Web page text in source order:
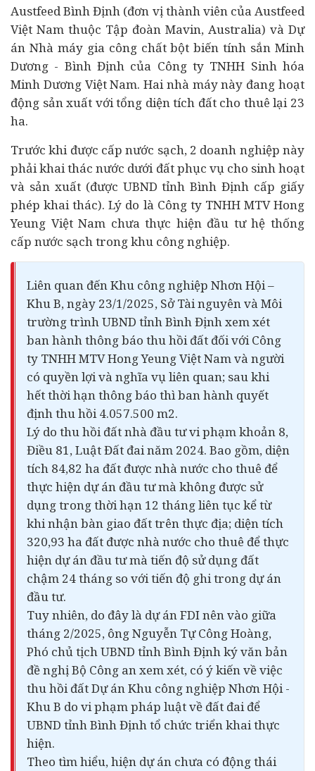
Austfeed Bình Định (đơn vị thành viên của Austfeed
Việt Nam thuộc Tập đoàn Mavin, Australia) và Dự
án Nhà máy gia công chất bột biến tính sắn Minh
Dương - Bình Định của Công ty TNHH Sinh hóa
Minh Dương Việt Nam. Hai nhà máy này đang hoạt
động sản xuất với tổng diện tích đất cho thuê lại 23
ha.
Trước khi được cấp nước sạch, 2 doanh nghiệp này
phải khai thác nước dưới đất phục vụ cho sinh hoạt
và sản xuất (được UBND tỉnh Bình Định cấp giấy
phép khai thác). Lý do là Công ty TNHH MTV Hong
Yeung Việt Nam chưa thực hiện đầu tư hệ thống
cấp nước sạch trong khu công nghiệp.
Liên quan đến Khu công nghiệp Nhơn Hội –
Khu B, ngày 23/1/2025, Sở Tài nguyên và Môi
trường trình UBND tỉnh Bình Định xem xét
ban hành thông báo thu hồi đất đối với Công
ty TNHH MTV Hong Yeung Việt Nam và người
có quyền lợi và nghĩa vụ liên quan; sau khi
hết thời hạn thông báo thì ban hành quyết
định thu hồi 4.057.500 m2.
Lý do thu hồi đất nhà đầu tư vi phạm khoản 8,
Điều 81, Luật Đất đai năm 2024. Bao gồm, diện
tích 84,82 ha đất được nhà nước cho thuê để
thực hiện dự án đầu tư mà không được sử
dụng trong thời hạn 12 tháng liên tục kể từ
khi nhận bàn giao đất trên thực địa; diện tích
320,93 ha đất được nhà nước cho thuê để thực
hiện dự án đầu tư mà tiến độ sử dụng đất
chậm 24 tháng so với tiến độ ghi trong dự án
đầu tư.
Tuy nhiên, do đây là dự án FDI nên vào giữa
tháng 2/2025, ông Nguyễn Tự Công Hoàng,
Phó chủ tịch UBND tỉnh Bình Định ký văn bản
đề nghị Bộ Công an xem xét, có ý kiến về việc
thu hồi đất Dự án Khu công nghiệp Nhơn Hội -
Khu B do vi phạmpháp luậtvề đất đai để
UBND tỉnh Bình Định tổ chức triển khai thực
hiện.
Theo tìm hiểu, hiện dự án chưa có động thái